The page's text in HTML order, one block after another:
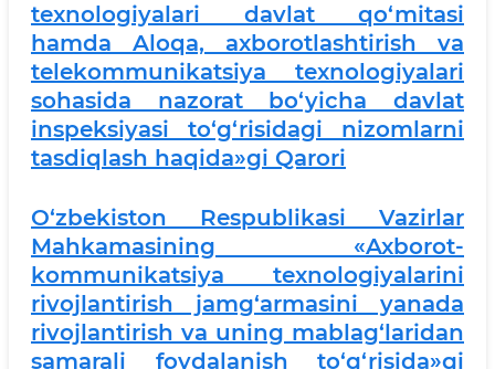
texnologiyalari davlat qo‘mitasi
hamda Aloqa, axborotlashtirish va
telekommunikatsiya texnologiyalari
sohasida nazorat bo‘yicha davlat
inspeksiyasi to‘g‘risidagi nizomlarni
tasdiqlash haqida»gi Qarori
O‘zbekiston Respublikasi Vazirlar
Mahkamasining «Axborot-
kommunikatsiya texnologiyalarini
rivojlantirish jamg‘armasini yanada
rivojlantirish va uning mablag‘laridan
samarali foydalanish to‘g‘risida»gi